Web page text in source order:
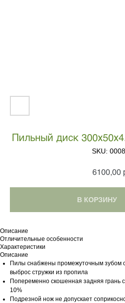
Пильный диск
SKU:
6100,00
В КОРЗИНУ
Описание
Отличительные особенности
Характеристики
Описание
Пилы снабжены промежуточным зубом
выброс стружки из пропила
Попеременно скошенная задняя грань
10%
Подрезной нож не допускает